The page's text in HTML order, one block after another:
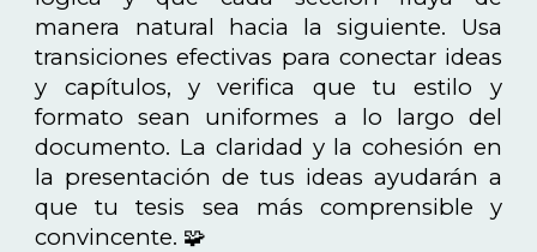
manera natural hacia la siguiente. Usa
transiciones efectivas para conectar ideas
y capítulos, y verifica que tu estilo y
formato sean uniformes a lo largo del
documento. La claridad y la cohesión en
la presentación de tus ideas ayudarán a
que tu tesis sea más comprensible y
convincente. 🧩